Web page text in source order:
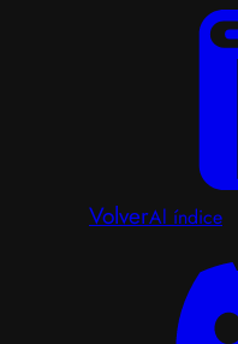
VolverAl índice